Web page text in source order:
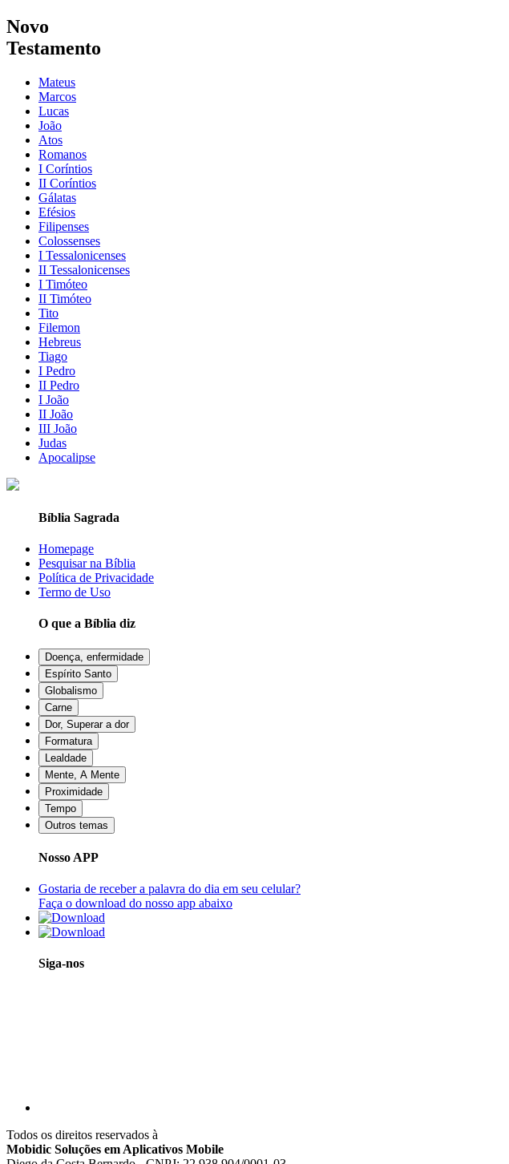
Novo
Testamento
Mateus
Marcos
Lucas
João
Atos
Romanos
I Coríntios
II Coríntios
Gálatas
Efésios
Filipenses
Colossenses
I Tessalonicenses
II Tessalonicenses
I Timóteo
II Timóteo
Tito
Filemon
Hebreus
Tiago
I Pedro
II Pedro
I João
II João
III João
Judas
Apocalipse
Bíblia Sagrada
Homepage
Pesquisar na Bíblia
Política de Privacidade
Termo de Uso
O que a Bíblia diz
Doença, enfermidade
Espírito Santo
Globalismo
Carne
Dor, Superar a dor
Formatura
Lealdade
Mente, A Mente
Proximidade
Tempo
Outros temas
Nosso APP
Gostaria de receber a palavra do dia em seu celular?
Faça o download do nosso app abaixo
Siga-nos
Todos os direitos reservados à
Mobidic Soluções em Aplicativos Mobile